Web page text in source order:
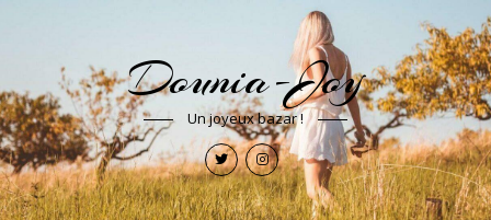
Dounia-Joy
Un joyeux bazar !